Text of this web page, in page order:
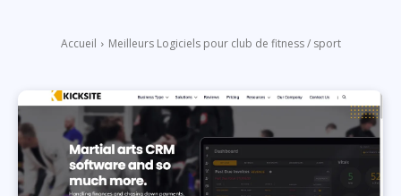
Accueil Meilleurs Logiciels pour club de fitness / sport